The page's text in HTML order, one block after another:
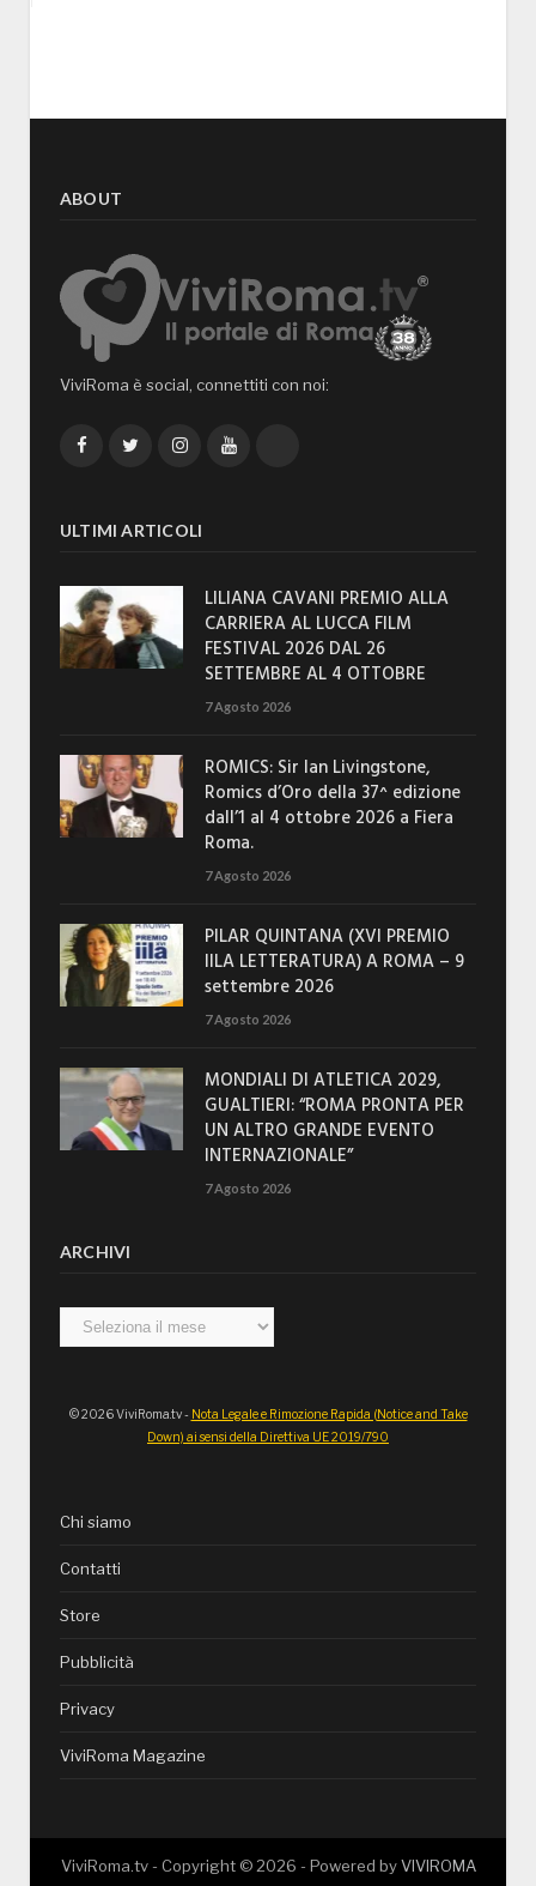
ABOUT
ViviRoma è social, connettiti con noi:
FacebookTwitterInstagramYouTube
ULTIMI ARTICOLI
LILIANA CAVANI PREMIO ALLA
CARRIERA AL LUCCA FILM
FESTIVAL 2026 DAL 26
SETTEMBRE AL 4 OTTOBRE
7 Agosto 2026
ROMICS: Sir Ian Livingstone,
Romics d’Oro della 37^ edizione
dall’1 al 4 ottobre 2026 a Fiera
Roma.
7 Agosto 2026
PILAR QUINTANA (XVI PREMIO
IILA LETTERATURA) A ROMA – 9
settembre 2026
7 Agosto 2026
MONDIALI DI ATLETICA 2029,
GUALTIERI: “ROMA PRONTA PER
UN ALTRO GRANDE EVENTO
INTERNAZIONALE”
7 Agosto 2026
ARCHIVI
Archivi
© 2026 ViviRoma.tv - Nota Legale e Rimozione Rapida (Notice and Take
Down) ai sensi della Direttiva UE 2019/790
Chi siamo
Contatti
Store
Pubblicità
Privacy
ViviRoma Magazine
ViviRoma.tv - Copyright ©2026 - Powered byVIVIROMA